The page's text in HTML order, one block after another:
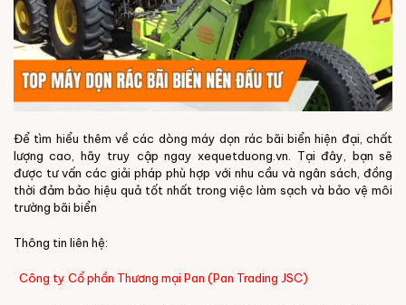
Để tìm hiểu thêm về các dòng máy dọn rác bãi biển hiện đại, chất
lượng cao, hãy truy cập ngay xequetduong.vn . Tại đây, bạn sẽ
được tư vấn các giải pháp phù hợp với nhu cầu và ngân sách, đồng
thời đảm bảo hiệu quả tốt nhất trong việc làm sạch và bảo vệ môi
trường bãi biển
Thông tin liên hệ:
Công ty Cổ phần Thương mại Pan (Pan Trading JSC)